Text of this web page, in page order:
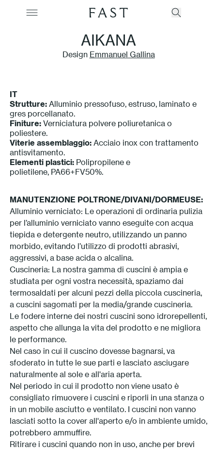
Collections
Products
Projects
Color Revolution
Contacts
Press
Professionals
Store locator
AIKANA
Design Emmanuel Gallina
IT
Strutture: Alluminio pressofuso, estruso, laminato e
gres porcellanato.
Finiture: Verniciatura polvere poliuretanica o
poliestere.
Viterie assemblaggio: Acciaio inox con trattamento
antisvitamento.
Elementi plastici: Polipropilene e
polietilene, PA66+FV50%.
MANUTENZIONE POLTRONE/DIVANI/DORMEUSE:
Alluminio verniciato: Le operazioni di ordinaria pulizia
per l’alluminio verniciato vanno eseguite con acqua
tiepida e detergente neutro, utilizzando un panno
morbido, evitando l’utilizzo di prodotti abrasivi,
aggressivi, a base acida o alcalina.
Cuscineria: La nostra gamma di cuscini è ampia e
studiata per ogni vostra necessità, spaziamo dai
termosaldati per alcuni pezzi della piccola cuscineria,
a cuscini sagomati per la media/grande cuscineria.
Le fodere interne dei nostri cuscini sono idrorepellenti,
aspetto che allunga la vita del prodotto e ne migliora
le performance.
Nel caso in cui il cuscino dovesse bagnarsi, va
sfoderato in tutte le sue parti e lasciato asciugare
naturalmente al sole e all'aria aperta.
Nel periodo in cui il prodotto non viene usato è
consigliato rimuovere i cuscini e riporli in una stanza o
in un mobile asciutto e ventilato. I cuscini non vanno
lasciati sotto la cover all'aperto e/o in ambiente umido,
potrebbero ammuffire.
Ritirare i cuscini quando non in uso, anche per brevi